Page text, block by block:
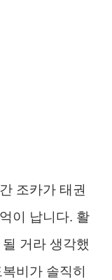
조카가 태권
이 납니다. 활
거라 생각했
비가 솔직히